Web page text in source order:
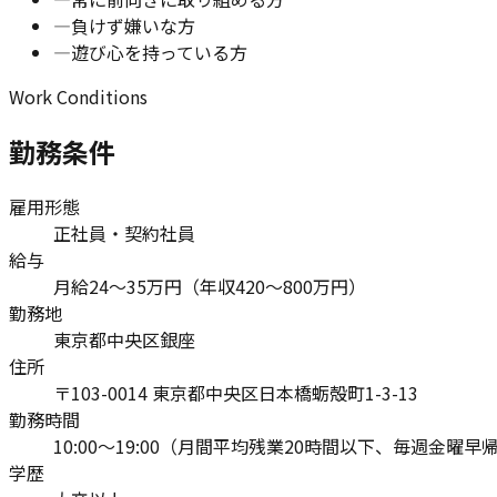
—負けず嫌いな方
—遊び心を持っている方
Work Conditions
勤務条件
雇用形態
正社員・契約社員
給与
月給24〜35万円（年収420〜800万円）
勤務地
東京都中央区銀座
住所
〒103-0014 東京都中央区日本橋蛎殻町1-3-13
勤務時間
10:00〜19:00（月間平均残業20時間以下、毎週金曜早
学歴